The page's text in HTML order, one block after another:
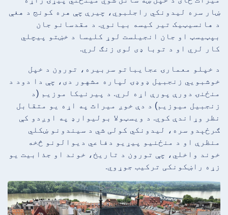
ښار سره لیدونکي راجلبوي، چیرې چې هره کونج د هغې
د هانسیټیک تیر کیسه بیانوي. د مقدسانو جان
بپټیسټ او جان انجیلست لوړ کلیسا د خښتو پیچلي
کار لري او د توبا ډی لوی زنګ لري.
د خپلو معمارۍ عجایباتو سربیره، تورون د خپل
خوشبويي زنجبیل ډوډۍ لپاره مشهور دی، چې دا دود د
منځنۍ دورې پورې اړه لري. د پیرنیکا موزیم (د
زنجبیل میوزیم) د دې خوږ میراث په اړه یو متقابل
نظر وړاندې کوي. د ویسټولا بولیوارډ په اوږدو کې
ګرځېدو سره، لیدونکي کولی شي د سیندونو ښکلي
منظرې او د منځنیو پیړیو دفاعي دیوالونو څخه
خوند واخلي، چې تورون د تاریخ، خوند او جذابیت یو
زړه راښکونکی ترکیب جوړوي.